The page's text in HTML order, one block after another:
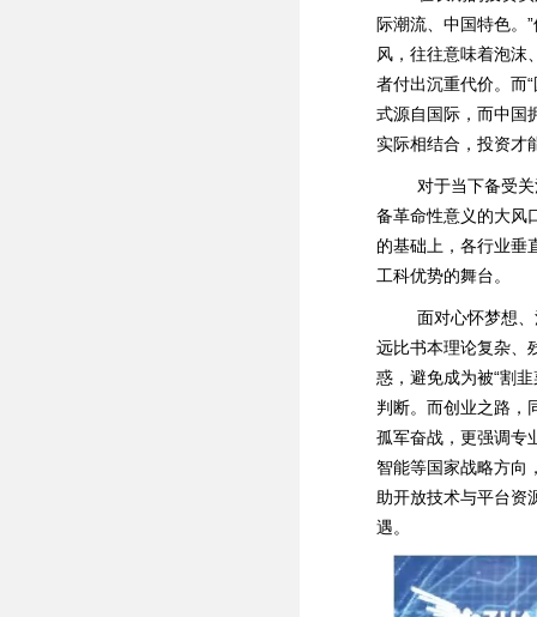
际潮流、中国特色。
风，往往意味着泡沫
者付出沉重代价。而
式源自国际，而中国
实际相结合，投资才
对于当下备受关
备革命性意义的大风
的基础上，各行业垂
工科优势的舞台。
面对心怀梦想、
远比书本理论复杂、
惑，避免成为被“割
判断。而创业之路，
孤军奋战，更强调专
智能等国家战略方向
助开放技术与平台资
遇。